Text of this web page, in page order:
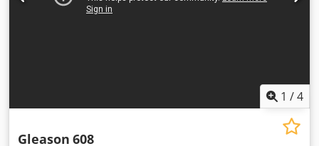
1 /4
Gleason 608